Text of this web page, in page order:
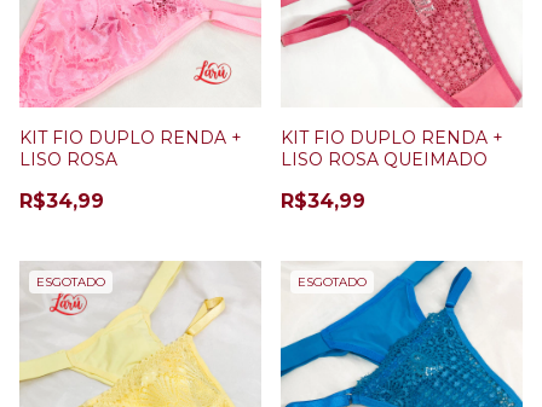
KIT FIO DUPLO RENDA +
LISO ROSA
R$34,99
KIT FIO DUPLO RENDA +
LISO ROSA QUEIMADO
R$34,99
ESGOTADO ESGOTADO